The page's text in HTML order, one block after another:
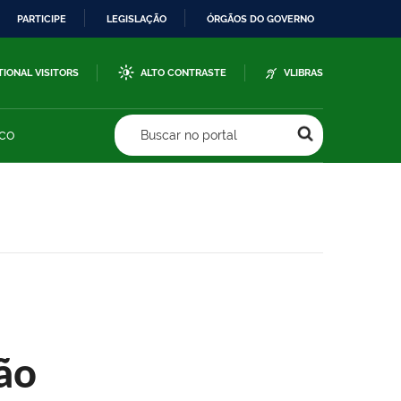
PARTICIPE LEGISLAÇÃO ÓRGÃOS DO GOVERNO
VISITORS ALTO CONTRASTE VLIBRAS
Buscar no portal